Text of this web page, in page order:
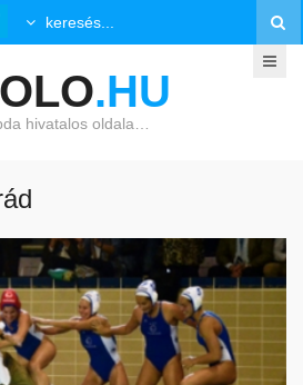
.HU
hivatalos oldala…